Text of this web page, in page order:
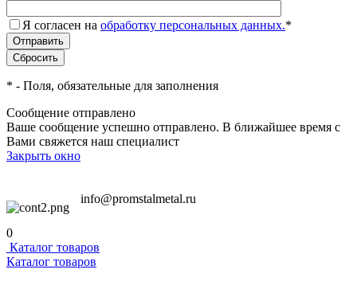
Я согласен на обработку персональных данных.*
* - Поля, обязательные для заполнения
Сообщение отправлено
Ваше сообщение успешно отправлено. В ближайшее время с
Вами свяжется наш специалист
Закрыть окно
info@promstalmetal.ru
0
Каталог товаров
Каталог товаров